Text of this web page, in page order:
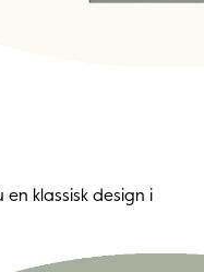
klassisk design i